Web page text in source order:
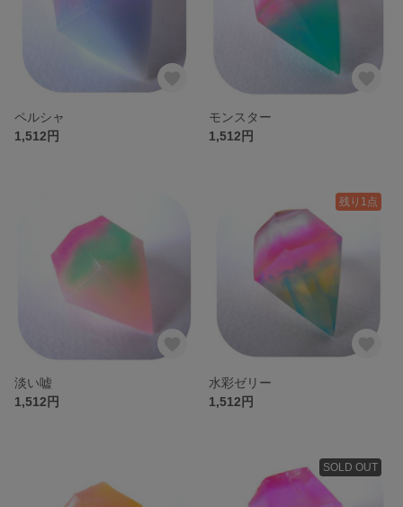
ペルシャ
1,512円
モンスター
1,512円
淡い嘘
1,512円
残り1点
水彩ゼリー
1,512円
SOLD OUT